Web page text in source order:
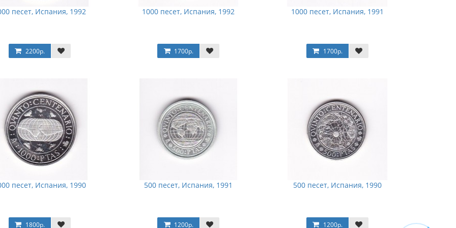
песет, Испания, 1992
2200р.
1000 песет, Испания, 1992
1700р.
1000 песет, Испания, 1991
1700р.
песет, Испания, 1990
1800р.
500 песет, Испания, 1991
1200р.
500 песет, Испания, 1990
1200р.